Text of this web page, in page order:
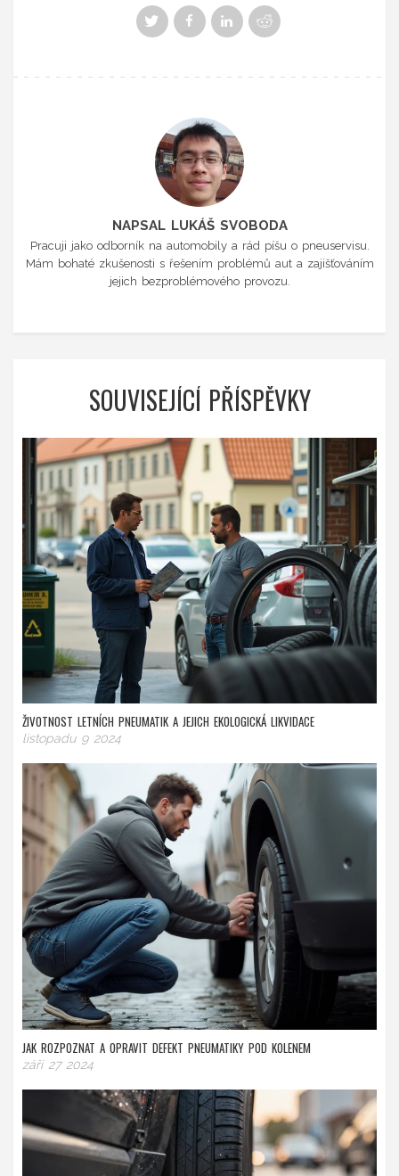
NAPSAL LUKÁŠ SVOBODA
Pracuji jako odborník na automobily a rád píšu o pneuservisu.
Mám bohaté zkušenosti s řešením problémů aut a zajišťováním
jejich bezproblémového provozu.
SOUVISEJÍCÍ PŘÍSPĚVKY
ŽIVOTNOST LETNÍCH PNEUMATIK A JEJICH EKOLOGICKÁ LIKVIDACE
listopadu 9 2024
JAK ROZPOZNAT A OPRAVIT DEFEKT PNEUMATIKY POD KOLENEM
září 27 2024